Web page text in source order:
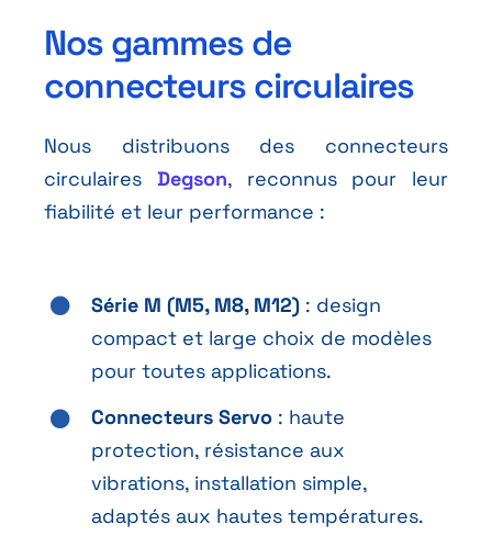
Nos gammes de
connecteurs circulaires
Nous distribuons des connecteurs
circulaires Degson, reconnus pour leur
fiabilité et leur performance :
Série M (M5, M8, M12) : design
compact et large choix de modèles
pour toutes applications.
Connecteurs Servo : haute
protection, résistance aux
vibrations, installation simple,
adaptés aux hautes températures.